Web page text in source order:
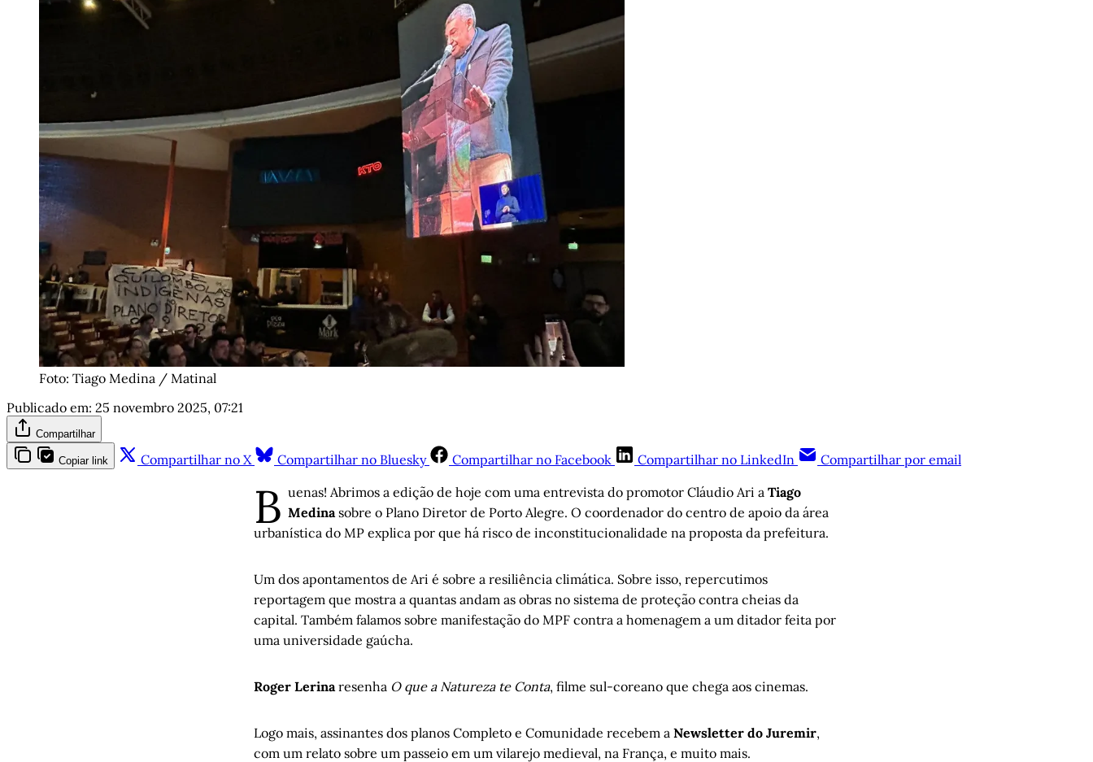
Foto: Tiago Medina / Matinal
Publicado em: 25 novembro 2025, 07:21
Compartilhar
Copiar link Compartilhar no X Compartilhar no Bluesky Compartilhar no Facebook Compartilhar no LinkedIn Compartilhar por email
B uenas! Abrimos a edição de hoje com uma entrevista do promotor Cláudio Ari a Tiago
Medina sobre o Plano Diretor de Porto Alegre. O coordenador do centro de apoio da área
urbanística do MP explica por que há risco de inconstitucionalidade na proposta da prefeitura.
Um dos apontamentos de Ari é sobre a resiliência climática. Sobre isso, repercutimos
reportagem que mostra a quantas andam as obras no sistema de proteção contra cheias da
capital. Também falamos sobre manifestação do MPF contra a homenagem a um ditador feita por
uma universidade gaúcha.
Roger Lerina resenha O que a Natureza te Conta, filme sul-coreano que chega aos cinemas.
Logo mais, assinantes dos planos Completo e Comunidade recebem a Newsletter do Juremir,
com um relato sobre um passeio em um vilarejo medieval, na França, e muito mais.